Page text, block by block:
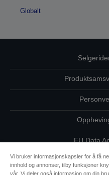
Globalt
EU Data
Ta kontakt med oss
Vi bruker informasjonskapsler for å få
innhold og annonser, tilby funksjoner
vår. Vi deler også informasjon om din